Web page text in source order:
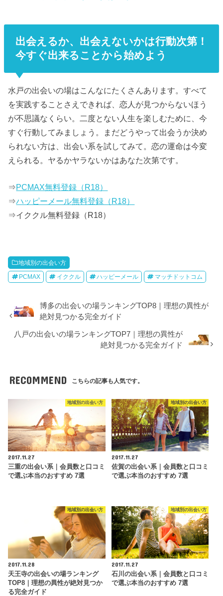
出会えるか、出会えないかは行動次第！
今すぐ出来ることから始めよう
水戸の出会いの場はこんなにたくさんあります。すべて
を実践することさえできれば、恋人が見つからないほう
が不思議なくらい。二度とない人生を楽しむために、今
すぐ行動してみましょう。まだどうやって出会うか決め
られない方は、出会い系を試してみて。恋の運命は今変
えられる。ヤるかヤラないかはあなた次第です。
⇒PCMAX無料登録（R18）
⇒ハッピーメール無料登録（R18）
⇒イククル無料登録（R18）
地域別の出会い方
PCMAX イククル ハッピーメール マッチドットコム
博多の出会いの場ランキングTOP8｜理想の異性が
絶対見つかる完全ガイド
八戸の出会いの場ランキングTOP7｜理想の異性が
絶対見つかる完全ガイド
RECOMMEND こちらの記事も人気です。
地域別の出会い方
2017.11.27
三重の出会い系｜会員数と口コミ
で選ぶ本当のおすすめ 7選
地域別の出会い方
2017.11.27
佐賀の出会い系｜会員数と口コミ
で選ぶ本当のおすすめ 7選
地域別の出会い方
2017.11.28
天王寺の出会いの場ランキング
TOP8｜理想の異性が絶対見つか
る完全ガイド
地域別の出会い方
2017.11.27
石川の出会い系｜会員数と口コミ
で選ぶ本当のおすすめ 7選